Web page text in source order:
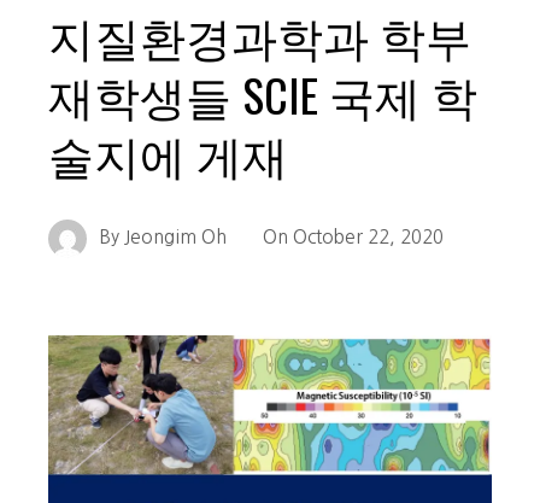
지질환경과학과 학부
재학생들 SCIE 국제 학
술지에 게재
By Jeongim Oh On October 22, 2020